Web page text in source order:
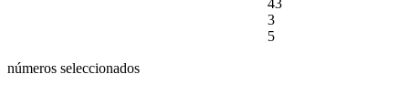
3
5
números seleccionados